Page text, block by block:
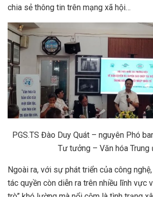
chia sẻ thông tin trên mạng xã hội…
PGS.TS Đào Duy Quát – nguyên Phó
Tư tưởng – Văn hóa Trung
Ngoài ra, với sự phát triển của công
tác quyền còn diễn ra trên nhiều lĩnh vực